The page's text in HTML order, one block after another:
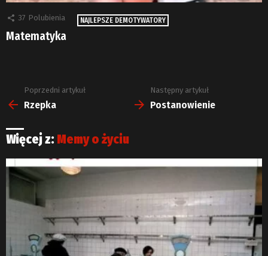
37 Polubienia NAJLEPSZE DEMOTYWATORY
Matematyka
Zobacz
więcej
Poprzedni artykuł
Rzepka
Następny artykuł
Postanowienie
Więcej z: Memy o życiu